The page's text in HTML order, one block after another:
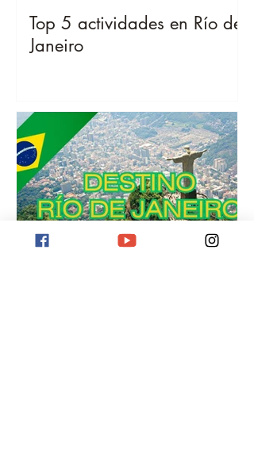
Top 5 actividades en Río de
Janeiro